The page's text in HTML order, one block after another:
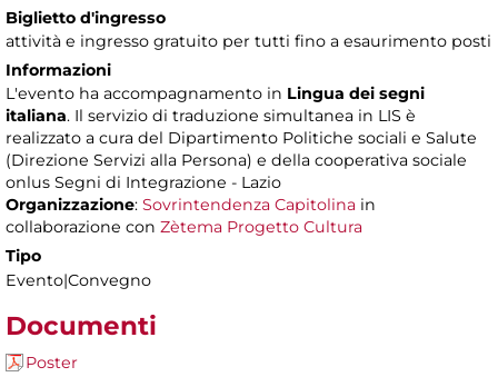
Biglietto d'ingresso
attività e ingresso gratuito per tutti fino a esaurimento posti
Informazioni
L'evento ha accompagnamento in Lingua dei segni
italiana. Il servizio di traduzione simultanea in LIS è
realizzato a cura del Dipartimento Politiche sociali e Salute
(Direzione Servizi alla Persona) e della cooperativa sociale
onlus Segni di Integrazione - Lazio
Organizzazione: Sovrintendenza Capitolina in
collaborazione con Zètema Progetto Cultura
Tipo
Evento|Convegno
Documenti
Poster